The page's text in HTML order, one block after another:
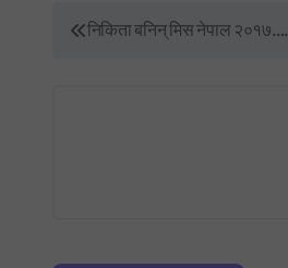
P
निकिता बनिन् मिस नेपाल २०१७….